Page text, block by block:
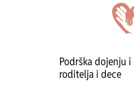
Podrška dojenju
roditelja i dece